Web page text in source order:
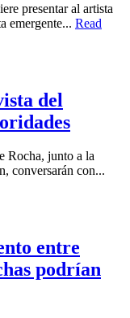
presentar al artista
emergente... Read
del
Rocha, junto a la
conversarán con...
entre
podrían